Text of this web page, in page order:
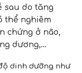
sau do tăng
thể nghiêm
chứng ở não,
dương,…
dinh dưỡng như